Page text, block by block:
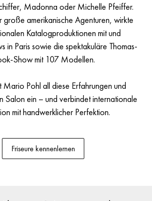
Madonna oder Michelle Pfeiffer.
große amerikanische Agenturen, wirkte
Katalogproduktionen mit und
in Paris sowie die spektakuläre Thomas-
Show mit 107 Modellen.
Mario Pohl all diese Erfahrungen und
Salon ein – und verbindet internationale
mit handwerklicher Perfektion.
Friseure kennenlernen